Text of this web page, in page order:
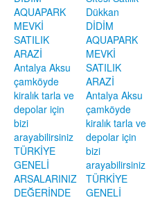
AQUAPARK
MEVKİ
SATILIK
ARAZİ
Antalya Aksu
çamköyde
kiralık tarla ve
depolar için
bizi
arayabilirsiniz
TÜRKİYE
GENELİ
ARSALARINIZ
DEĞERİNDE
Dükkan
DİDİM
AQUAPARK
MEVKİ
SATILIK
ARAZİ
Antalya Aksu
çamköyde
kiralık tarla ve
depolar için
bizi
arayabilirsiniz
TÜRKİYE
GENELİ